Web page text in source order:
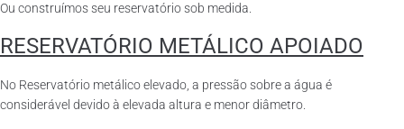
Ou construímos seu reservatório sob medida.
RESERVATÓRIO METÁLICO APOIADO
No Reservatório metálico elevado, a pressão sobre a água é
considerável devido à elevada altura e menor diâmetro.